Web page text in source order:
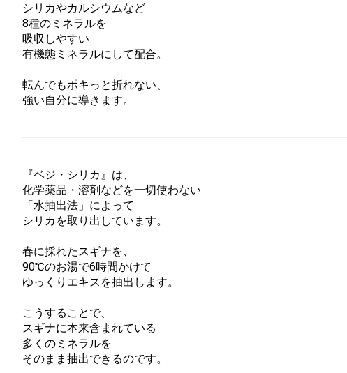
シリカやカルシウムなど
8種のミネラルを
吸収しやすい
有機態ミネラルにして配合。
転んでもポキっと折れない、
強い自分に導きます。
『ベジ・シリカ』は、
化学薬品・溶剤などを一切使わない
「水抽出法」によって
シリカを取り出しています。
春に採れたスギナを、
90℃のお湯で6時間かけて
ゆっくりエキスを抽出します。
こうすることで、
スギナに本来含まれている
多くのミネラルを
そのまま抽出できるのです。